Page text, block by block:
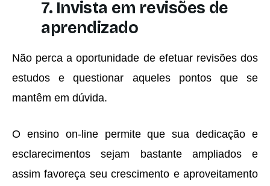
7. Invista em revisões de
aprendizado
Não perca a oportunidade de efetuar revisões dos
estudos e questionar aqueles pontos que se
mantêm em dúvida.
O ensino on-line permite que sua dedicação e
esclarecimentos sejam bastante ampliados e
assim favoreça seu crescimento e aproveitamento